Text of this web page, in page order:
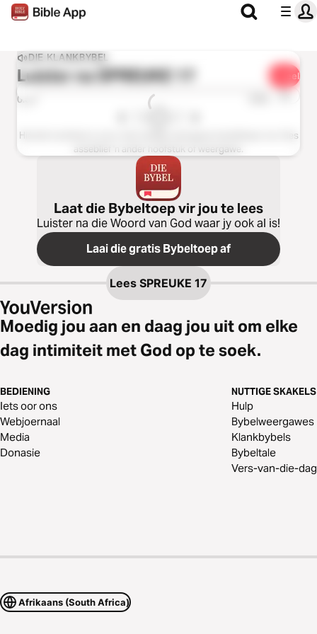
DIE KLANKBYBEL
Luister na SPREUKE 17 Deel
0:00 1 x
Hierdie hoofstuk is nie in die huidige weergawe beskikbaar nie. Kies
asseblief 'n ander hoofstuk of weergawe.
Laat die Bybeltoep vir jou te lees
Luister na die Woord van God waar jy ook al is!
Laai die gratis Bybeltoep af
Lees SPREUKE 17
Moedig jou aan en daag jou uit om elke
dag intimiteit met God op te soek.
BEDIENING
Iets oor ons
Webjoernaal
Media
Donasie
NUTTIGE SKAKELS
Hulp
Bybelweergawes
Klankbybels
Bybeltale
Vers-van-die-dag
Afrikaans (South Africa)